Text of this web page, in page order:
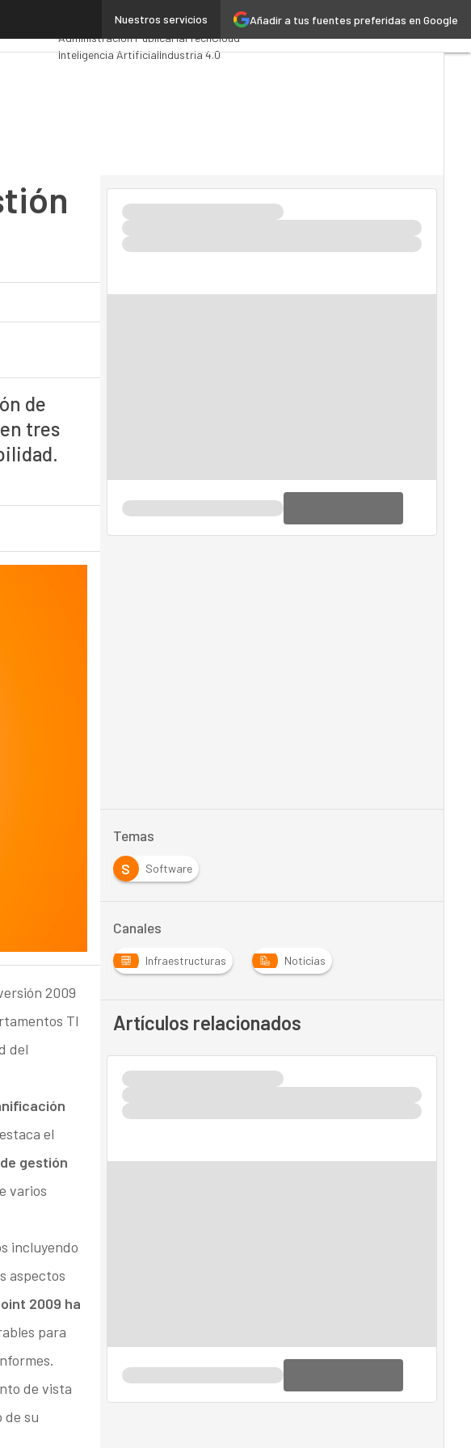
Añadir a tus fuentes preferidas en Google
Nuestros servicios
Premios ComputingAnalytics
Administración PúblicaMarTechCloud
Inteligencia ArtificialIndustria 4.0
de
tres
2009
TI
del
el
gestión
varios
incluyendo
aspectos
2009 ha
para
de vista
de su
Temas
S
Software
Canales
Infraestructuras Noticias
Artículos relacionados